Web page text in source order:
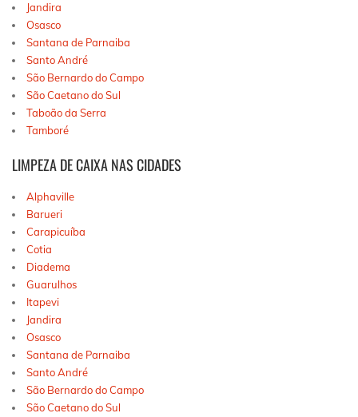
Jandira
Osasco
Santana de Parnaiba
Santo André
São Bernardo do Campo
São Caetano do Sul
Taboão da Serra
Tamboré
LIMPEZA DE CAIXA NAS CIDADES
Alphaville
Barueri
Carapicuíba
Cotia
Diadema
Guarulhos
Itapevi
Jandira
Osasco
Santana de Parnaiba
Santo André
São Bernardo do Campo
São Caetano do Sul